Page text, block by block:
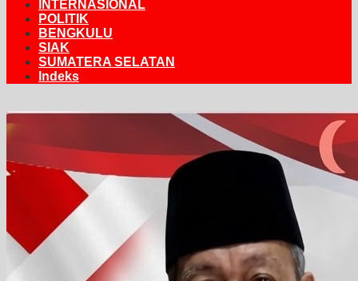
INTERNASIONAL
POLITIK
BENGKULU
SIAK
SUMATERA SELATAN
Indeks